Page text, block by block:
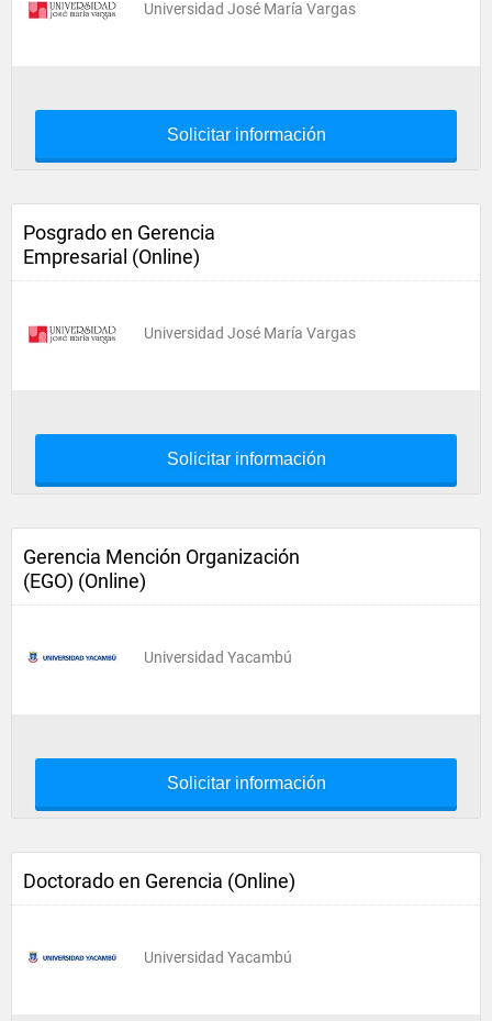
Universidad José María Vargas
Solicitar información
Posgrado en Gerencia
Empresarial (Online)
Universidad José María Vargas
Solicitar información
Gerencia Mención Organización
(EGO) (Online)
Universidad Yacambú
Solicitar información
Doctorado en Gerencia (Online)
Universidad Yacambú